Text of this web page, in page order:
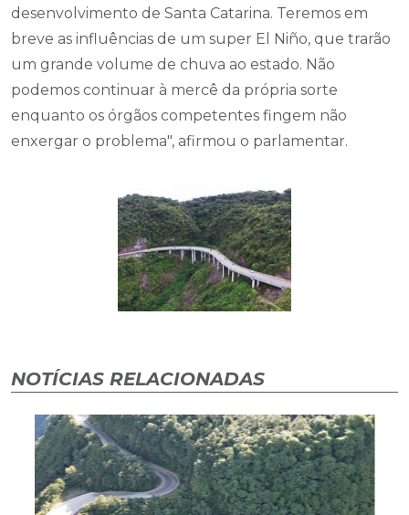
desenvolvimento de Santa Catarina. Teremos em
breve as influências de um super El Niño, que trarão
um grande volume de chuva ao estado. Não
podemos continuar à mercê da própria sorte
enquanto os órgãos competentes fingem não
enxergar o problema", afirmou o parlamentar.
NOTÍCIAS RELACIONADAS